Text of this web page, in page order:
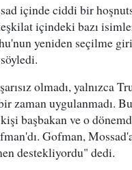
içinde ciddi bir
içindeki bazı
yeniden seçilme
olmadı, yalnızca
zaman uygulanmadı.
başbakan ve o
Gofman,
destekliyordu" dedi.